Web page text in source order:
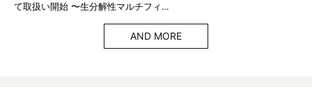
て取扱い開始 〜生分解性マルチフィ…
AND MORE